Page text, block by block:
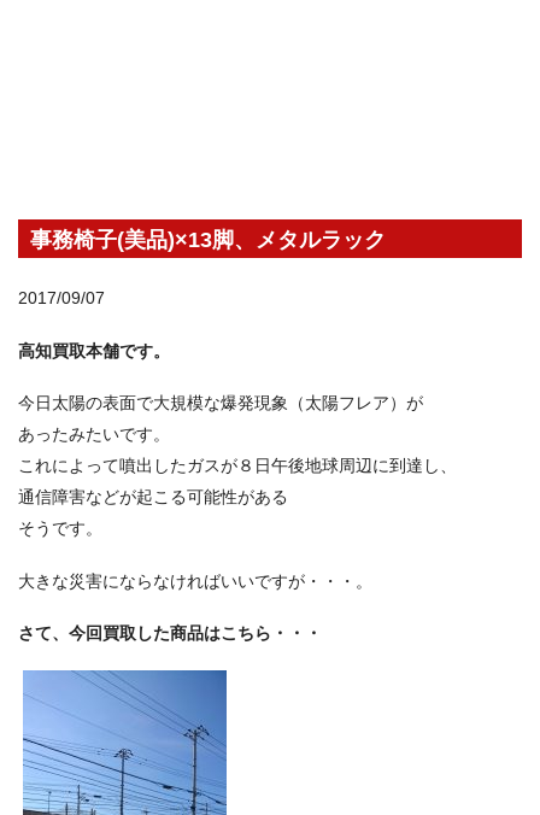
事務椅子(美品)×13脚、メタルラック
2017/09/07
高知買取本舗です。
今日太陽の表面で大規模な爆発現象（太陽フレア）が
あったみたいです。
これによって噴出したガスが８日午後地球周辺に到達し、
通信障害などが起こる可能性がある
そうです。
大きな災害にならなければいいですが・・・。
さて、今回買取した商品はこちら・・・